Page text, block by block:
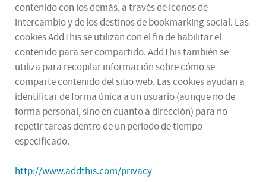
contenido con los demás, a través de iconos de
intercambio y de los destinos de bookmarking social. Las
cookies AddThis se utilizan con el fin de habilitar el
contenido para ser compartido. AddThis también se
utiliza para recopilar información sobre cómo se
comparte contenido del sitio web. Las cookies ayudan a
identificar de forma única a un usuario (aunque no de
forma personal, sino en cuanto a dirección) para no
repetir tareas dentro de un periodo de tiempo
especificado.
http://www.addthis.com/privacy